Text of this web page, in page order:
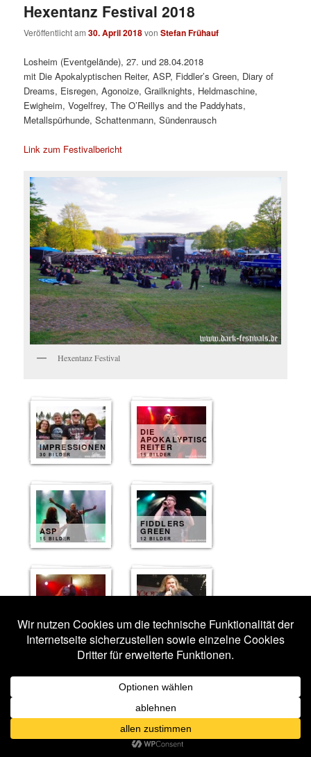
Hexentanz Festival 2018
Veröffentlicht am30. April 2018vonStefan Frühauf
Losheim (Eventgelände), 27. und 28.04.2018
mit Die Apokalyptischen Reiter, ASP, Fiddler’s Green, Diary of
Dreams, Eisregen, Agonoize, Grailknights, Heldmaschine,
Ewigheim, Vogelfrey, The O’Reillys and the Paddyhats,
Metallspürhunde, Schattenmann, Sündenrausch
Link zum Festivalbericht
Hexentanz Festival
IMPRESSIONEN
30 BILDER
DIE
APOKALYPTISCHEN
REITER
15 BILDER
ASP
15 BILDER
FIDDLERS
GREEN
12 BILDER
12 BILDER 11 BILDER
11 BILDER